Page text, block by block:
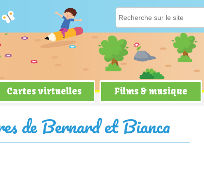
Cartes virtuelles Films & musique
de Bernard et Bianca